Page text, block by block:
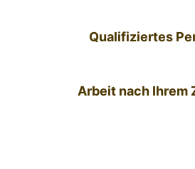
Qualifiziertes
Arbeit nach Ihrem